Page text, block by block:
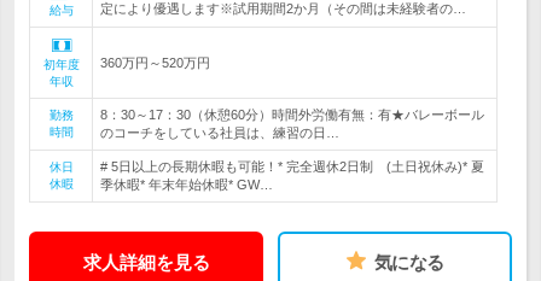
給与
定により優遇します※試用期間2か月（その間は未経験者の…
初年度
年収
360万円～520万円
勤務
時間
8：30～17：30（休憩60分）時間外労働有無：有★バレーボール
のコーチをしている社員は、練習の日…
休日
休暇
# 5日以上の長期休暇も可能！* 完全週休2日制 (土日祝休み)* 夏
季休暇* 年末年始休暇* GW…
求人詳細を見る 気になる